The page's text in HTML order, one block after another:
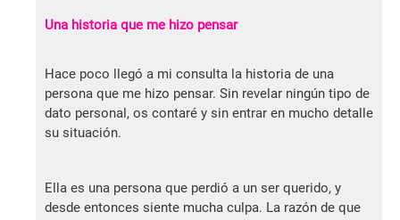
Una historia que me hizo pensar
Hace poco llegó a mi consulta la historia de una
persona que me hizo pensar. Sin revelar ningún tipo de
dato personal, os contaré y sin entrar en mucho detalle
su situación.
Ella es una persona que perdió a un ser querido, y
desde entonces siente mucha culpa. La razón de que